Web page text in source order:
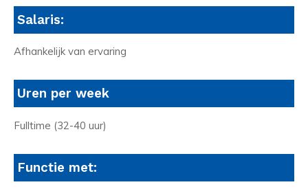
Salaris:
Afhankelijk van ervaring
Uren per week
Fulltime (32-40 uur)
Functie met: